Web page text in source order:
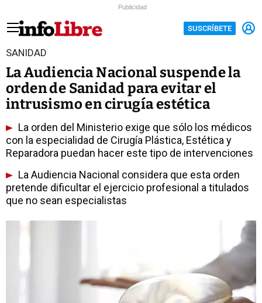
Publicidad
SUSCRÍBETE
SANIDAD
La Audiencia Nacional suspende la
orden de Sanidad para evitar el
intrusismo en cirugía estética
La orden del Ministerio exige que sólo los médicos
con la especialidad de Cirugía Plástica, Estética y
Reparadora puedan hacer este tipo de intervenciones
La Audiencia Nacional considera que esta orden
pretende dificultar el ejercicio profesional a titulados
que no sean especialistas